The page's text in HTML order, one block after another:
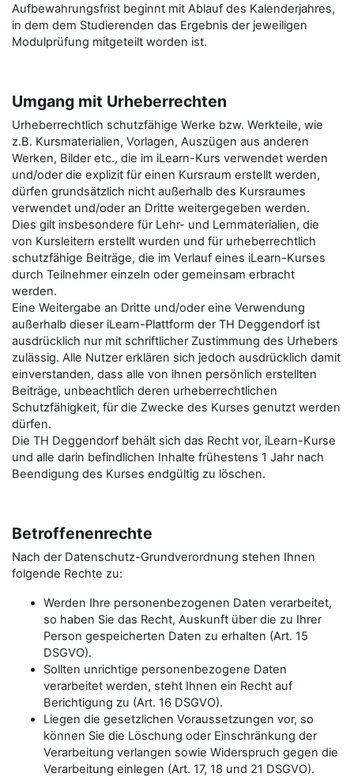
Aufbewahrungsfrist beginnt mit Ablauf des Kalenderjahres,
in dem dem Studierenden das Ergebnis der jeweiligen
Modulprüfung mitgeteilt worden ist.
Umgang mit Urheberrechten
Urheberrechtlich schutzfähige Werke bzw. Werkteile, wie
z.B. Kursmaterialien, Vorlagen, Auszügen aus anderen
Werken, Bilder etc., die im iLearn-Kurs verwendet werden
und/oder die explizit für einen Kursraum erstellt werden,
dürfen grundsätzlich nicht außerhalb des Kursraumes
verwendet und/oder an Dritte weitergegeben werden.
Dies gilt insbesondere für Lehr- und Lernmaterialien, die
von Kursleitern erstellt wurden und für urheberrechtlich
schutzfähige Beiträge, die im Verlauf eines iLearn-Kurses
durch Teilnehmer einzeln oder gemeinsam erbracht
werden.
Eine Weitergabe an Dritte und/oder eine Verwendung
außerhalb dieser iLearn-Plattform der TH Deggendorf ist
ausdrücklich nur mit schriftlicher Zustimmung des Urhebers
zulässig. Alle Nutzer erklären sich jedoch ausdrücklich damit
einverstanden, dass alle von ihnen persönlich erstellten
Beiträge, unbeachtlich deren urheberrechtlichen
Schutzfähigkeit, für die Zwecke des Kurses genutzt werden
dürfen.
Die TH Deggendorf behält sich das Recht vor, iLearn-Kurse
und alle darin befindlichen Inhalte frühestens 1 Jahr nach
Beendigung des Kurses endgültig zu löschen.
Betroffenenrechte
Nach der Datenschutz-Grundverordnung stehen Ihnen
folgende Rechte zu:
Werden Ihre personenbezogenen Daten verarbeitet,
so haben Sie das Recht, Auskunft über die zu Ihrer
Person gespeicherten Daten zu erhalten (Art. 15
DSGVO).
Sollten unrichtige personenbezogene Daten
verarbeitet werden, steht Ihnen ein Recht auf
Berichtigung zu (Art. 16 DSGVO).
Liegen die gesetzlichen Voraussetzungen vor, so
können Sie die Löschung oder Einschränkung der
Verarbeitung verlangen sowie Widerspruch gegen die
Verarbeitung einlegen (Art. 17, 18 und 21 DSGVO).